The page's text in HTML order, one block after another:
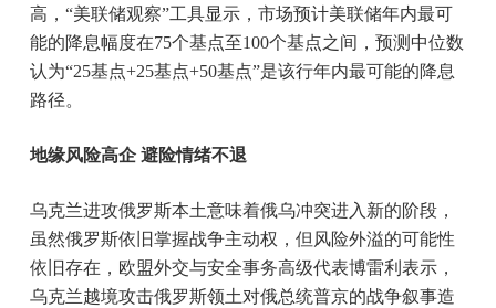
高，“美联储观察”工具显示，市场预计美联储年内最可
能的降息幅度在75个基点至100个基点之间，预测中位数
认为“25基点+25基点+50基点”是该行年内最可能的降息
路径。
地缘风险高企 避险情绪不退
乌克兰进攻俄罗斯本土意味着俄乌冲突进入新的阶段，
虽然俄罗斯依旧掌握战争主动权，但风险外溢的可能性
依旧存在，欧盟外交与安全事务高级代表博雷利表示，
乌克兰越境攻击俄罗斯领土对俄总统普京的战争叙事造